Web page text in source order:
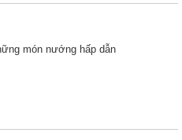
món nướng hấp dẫn